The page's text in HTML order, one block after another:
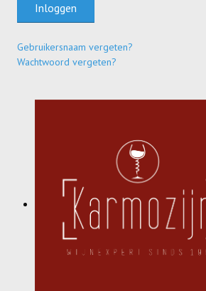
Inloggen
Gebruikersnaam vergeten?
Wachtwoord vergeten?